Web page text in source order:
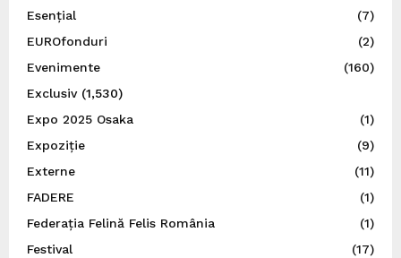
Esențial
(7)
EUROfonduri
(2)
Evenimente
(160)
Exclusiv(1,530)
Expo 2025 Osaka
(1)
Expoziție
(9)
Externe
(11)
FADERE
(1)
Federația Felină Felis România
(1)
Festival
(17)